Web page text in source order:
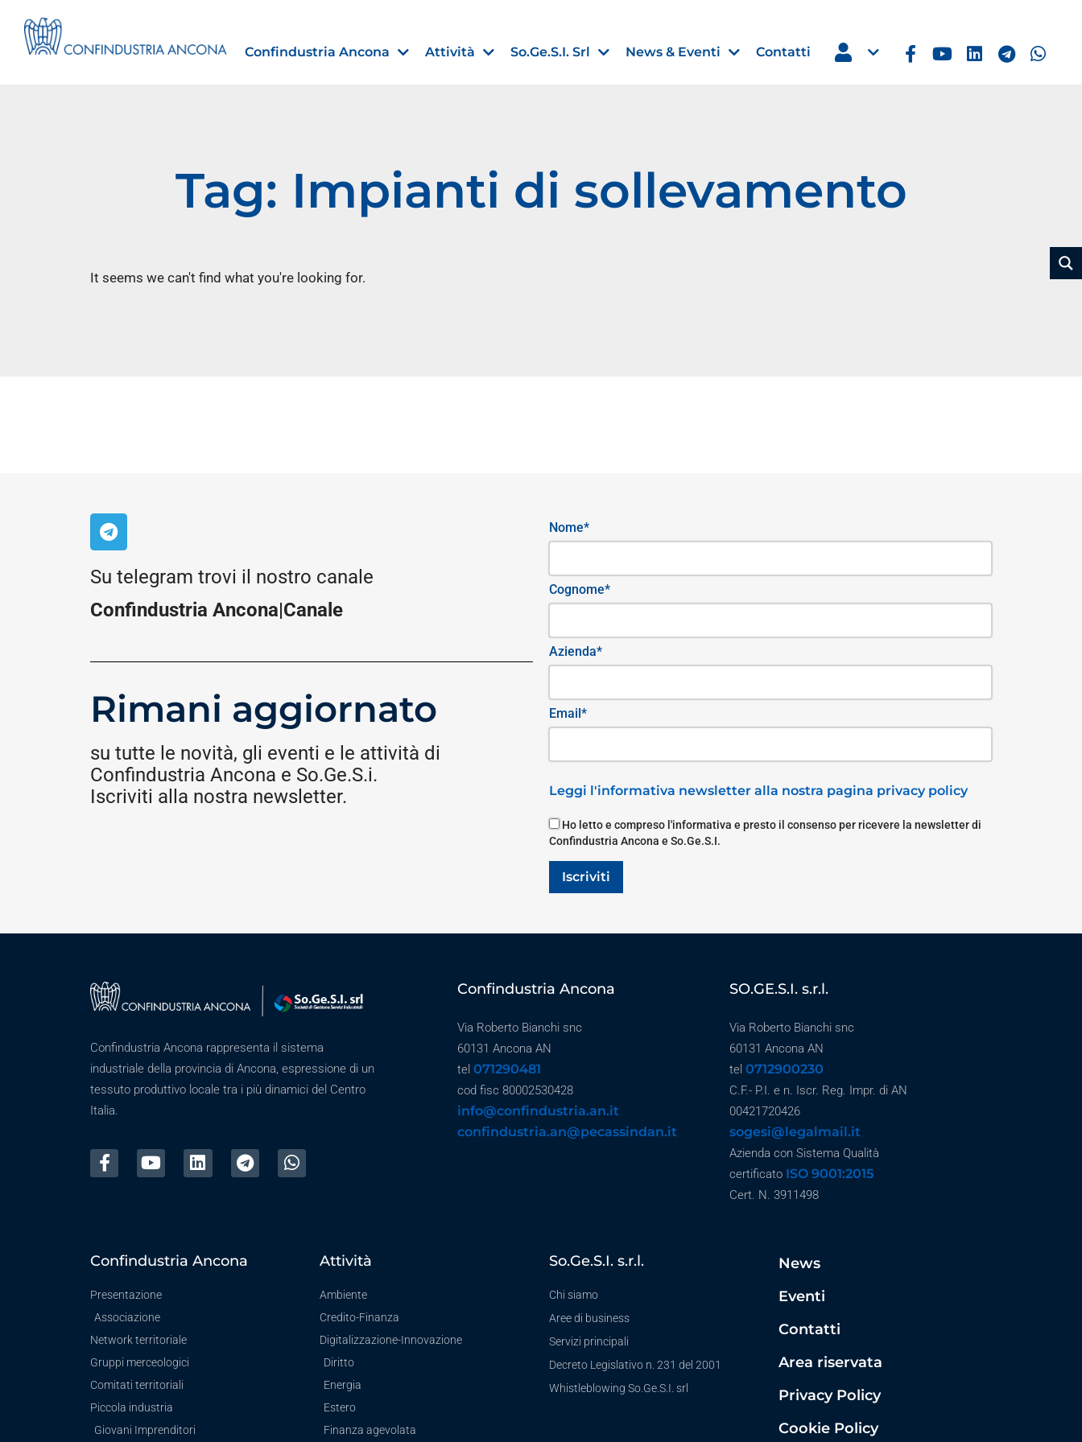
Confindustria Ancona Attività So.Ge.S.I. Srl News & Eventi
Importazioni dagli Stati Uniti nell’UE:
preferenziale
Finanza agevolata Estero
Contatti
Tag: Impianti di sollevamento
It seems we can't find what you're looking for.
Su telegram trovi il nostro canale
Confindustria Ancona|Canale
Rimani aggiornato
su tutte le novità, gli eventi e le attività di
Confindustria Ancona e So.Ge.S.i.
Iscriviti alla nostra newsletter.
Nome*
Cognome*
Azienda*
Email*
Leggi l'informativa newsletter alla nostra pagina privacy policy
Ho letto e compreso l'informativa e presto il consenso per ricevere la newsletter di
Confindustria Ancona e So.Ge.S.I.
Iscriviti
Confindustria Ancona rappresenta il sistema
industriale della provincia di Ancona, espressione di un
tessuto produttivo locale tra i più dinamici del Centro
Italia.
Confindustria Ancona
Via Roberto Bianchi snc
60131 Ancona AN
tel 071290481
cod fisc 80002530428
info@confindustria.an.it
confindustria.an@pecassindan.it
SO.GE.S.I. s.r.l.
Via Roberto Bianchi snc
60131 Ancona AN
tel 0712900230
C.F.- P.I. e n. Iscr. Reg. Impr. di AN
00421720426
sogesi@legalmail.it
Azienda con Sistema Qualità
certificato ISO 9001:2015
Cert. N. 3911498
Confindustria Ancona
Presentazione
Associazione
Network territoriale
Gruppi merceologici
Comitati territoriali
Piccola industria
Giovani Imprenditori
Attività
Ambiente
Credito-Finanza
Digitalizzazione-Innovazione
Diritto
Energia
Estero
Finanza agevolata
So.Ge.S.I. s.r.l.
Chi siamo
Aree di business
Servizi principali
Decreto Legislativo n. 231 del 2001
Whistleblowing So.Ge.S.I. srl
News
Eventi
Contatti
Area riservata
Privacy Policy
Cookie Policy